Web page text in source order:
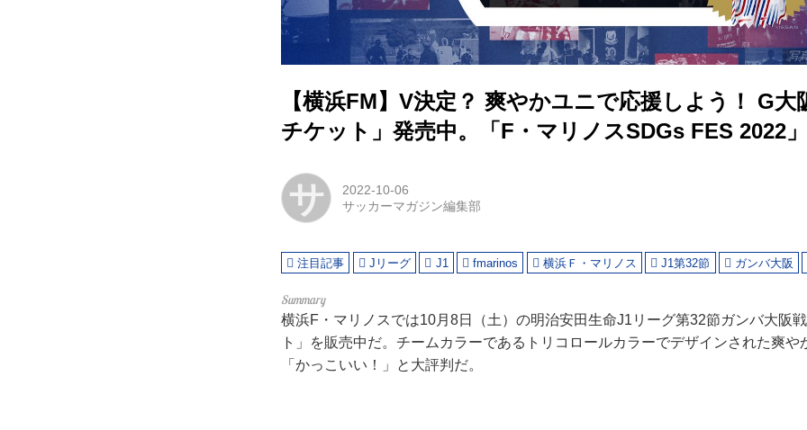
写
【横浜FM】V決定？ 爽やかユニで応援しよう！ G大
チケット」発売中。「F・マリノスSDGs FES 2022
サ
2022-10-06
サッカーマガジン編集部
注目記事 Jリーグ J1 fmarinos 横浜Ｆ・マリノス J1第32節 ガンバ大阪
横浜F・マリノスでは10月8日（土）の明治安田生命J1リーグ第32節ガンバ大阪
ト」を販売中だ。チームカラーであるトリコロールカラーでデザインされた爽や
「かっこいい！」と大評判だ。